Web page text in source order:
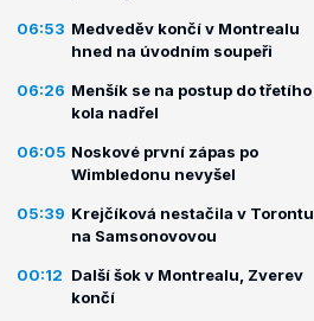
06:53 Medveděv končí v Montrealu
hned na úvodním soupeři
06:26 Menšík se na postup do třetího
kola nadřel
06:05 Noskové první zápas po
Wimbledonu nevyšel
05:39 Krejčíková nestačila v Torontu
na Samsonovovou
00:12 Další šok v Montrealu, Zverev
končí